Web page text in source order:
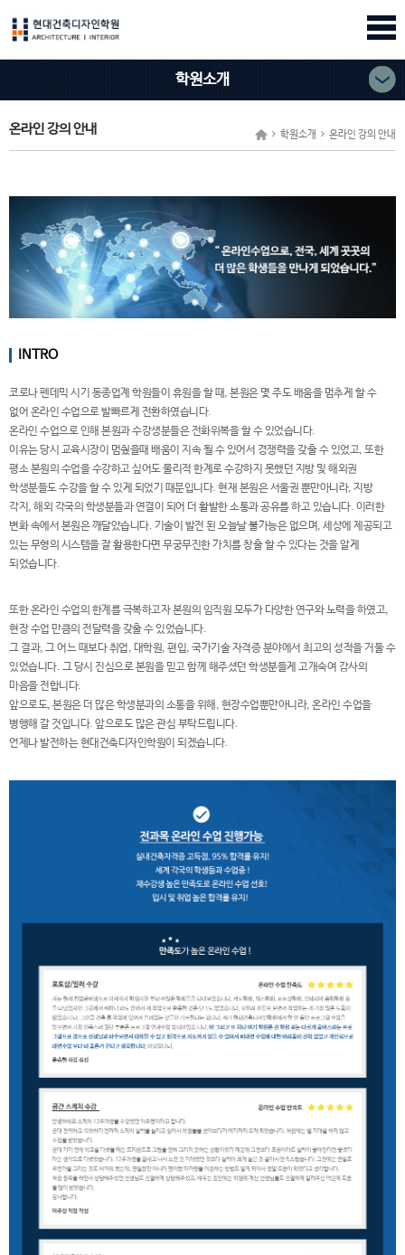
학원소개
온라인 강의 안내 학원소개 온라인 강의 안내
INTRO
코로나 펜데믹 시기 동종업계 학원들이 휴원을 할 때, 본원은 몇 주도 배움을 멈추게 할 수
없어 온라인 수업으로 발빠르게 전환하였습니다.
온라인 수업으로 인해 본원과 수강생분들은 전화위복을 할 수 있었습니다.
이유는 당시 교육시장이 멈췄을때 배움이 지속 될 수 있어서 경쟁력을 갖출 수 있었고, 또한
평소 본원의 수업을 수강하고 싶어도 물리적 한계로 수강하지 못했던 지방 및 해외권
학생분들도 수강을 할 수 있게 되었기 때문입니다. 현재 본원은 서울권 뿐만아니라, 지방
각지, 해외 각국의 학생분들과 연결이 되어 더 활발한 소통과 공유를 하고 있습니다. 이러한
변화 속에서 본원은 깨달았습니다. 기술이 발전 된 오늘날 불가능은 없으며, 세상에 제공되고
있는 무형의 시스템을 잘 활용한다면 무궁무진한 가치를 창출 할 수 있다는 것을 알게
되었습니다.
또한 온라인 수업의 한계를 극복하고자 본원의 임직원 모두가 다양한 연구와 노력을 하였고,
현장 수업 만큼의 전달력을 갖출 수 있었습니다.
그 결과, 그 어느 때보다 취업, 대학원, 편입, 국가기술 자격증 분야에서 최고의 성적을 거둘 수
있었습니다. 그 당시 진심으로 본원을 믿고 함께 해주셨던 학생분들게 고개숙여 감사의
마음을 전합니다.
앞으로도, 본원은 더 많은 학생분과의 소통을 위해, 현장수업뿐만아니라, 온라인 수업을
병행해 갈 것입니다. 앞으로도 많은 관심 부탁드립니다.
언제나 발전하는 현대건축디자인학원이 되겠습니다.